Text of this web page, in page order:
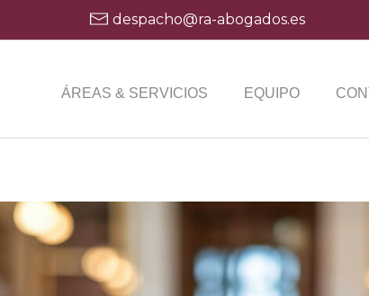
despacho@ra-abogados.es
ÁREAS & SERVICIOS EQUIPO